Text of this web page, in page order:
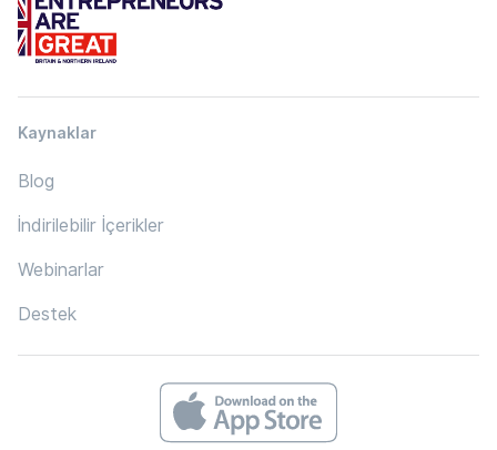
Kaynaklar
Blog
İndirilebilir İçerikler
Webinarlar
Destek